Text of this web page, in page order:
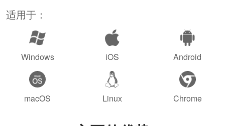
适用于：
Windows iOS Android
macOS Linux Chrome